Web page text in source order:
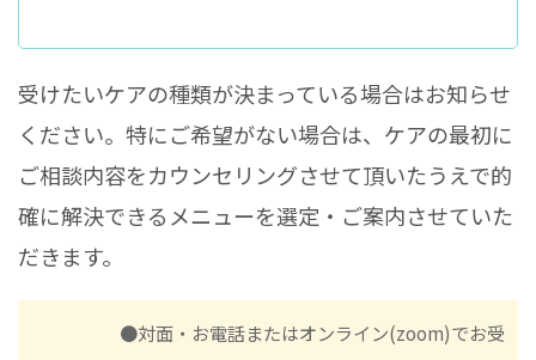
受けたいケアの種類が決まっている場合はお知らせ
ください。特にご希望がない場合は、ケアの最初に
ご相談内容をカウンセリングさせて頂いたうえで的
確に解決できるメニューを選定・ご案内させていた
だきます。
●対面・お電話またはオンライン(zoom)でお受